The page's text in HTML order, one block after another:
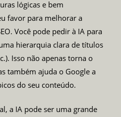
lógicas e bem
favor para melhorar a
Você pode pedir à IA para
hierarquia clara de títulos
Isso não apenas torna o
também ajuda o Google a
do seu conteúdo.
a IA pode ser uma grande